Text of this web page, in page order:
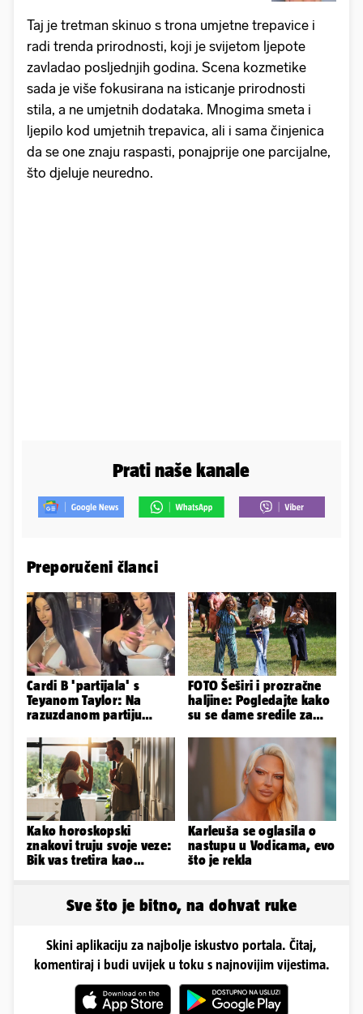
Taj je tretman skinuo s trona umjetne trepavice i
radi trenda prirodnosti, koji je svijetom ljepote
zavladao posljednjih godina. Scena kozmetike
sada je više fokusirana na isticanje prirodnosti
stila, a ne umjetnih dodataka. Mnogima smeta i
ljepilo kod umjetnih trepavica, ali i sama činjenica
da se one znaju raspasti, ponajprije one parcijalne,
što djeluje neuredno.
Prati naše kanale
Preporučeni članci
Cardi B 'partijala' s
Teyanom Taylor: Na
razuzdanom partiju
guzu
FOTO Šeširi i prozračne
haljine: Pogledajte kako
su se dame sredile za
Kako horoskopski
znakovi truju svoje veze:
Bik vas tretira kao
Karleuša se oglasila o
nastupu u Vodicama, evo
što je rekla
Sve što je bitno, na dohvat ruke
Skini aplikaciju za najbolje iskustvo portala. Čitaj,
komentiraj i budi uvijek u toku s najnovijim vijestima.